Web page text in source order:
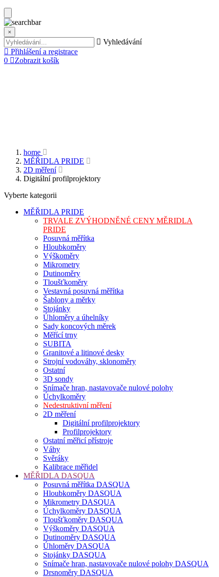
×
Vyhledávání
Přihlášení a registrace
0
Zobrazit košík
home
MĚŘIDLA PRIDE
2D měření
Digitální profilprojektory
Vyberte kategorii
MĚŘIDLA PRIDE
TRVALE ZVÝHODNĚNÉ CENY MĚRIDLA
PRIDE
Posuvná měřítka
Hloubkoměry
Výškoměry
Mikrometry
Dutinoměry
Tloušťkoměry
Vestavná posuvná měřítka
Šablony a měrky
Stojánky
Úhloměry a úhelníky
Sady koncových měrek
Měřící trny
SUBITA
Granitové a litinové desky
Strojní vodováhy, sklonoměry
Ostatní
3D sondy
Snímače hran, nastavovače nulové polohy
Úchylkoměry
Nedestruktivní měření
2D měření
Digitální profilprojektory
Profilprojektory
Ostatní měřicí přístroje
Váhy
Svěráky
Kalibrace měřidel
MĚŘIDLA DASQUA
Posuvná měřítka DASQUA
Hloubkoměry DASQUA
Mikrometry DASQUA
Úchylkoměry DASQUA
Tloušťkoměry DASQUA
Výškoměry DASQUA
Dutinoměry DASQUA
Úhloměry DASQUA
Stojánky DASQUA
Snímače hran, nastavovače nulové polohy DASQUA
Drsnoměry DASQUA